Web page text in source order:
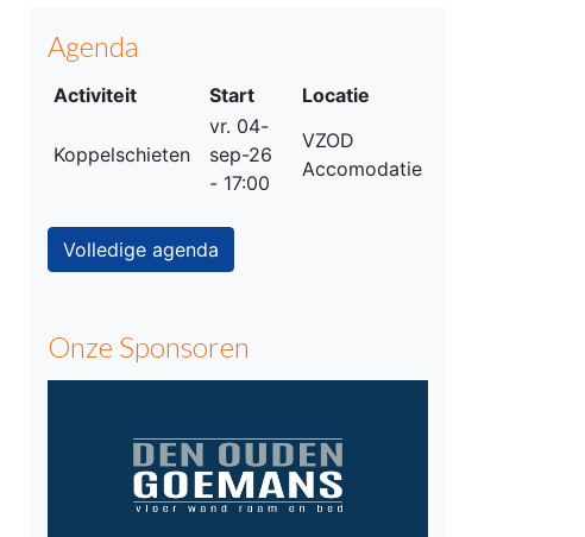
Agenda
Activiteit Start Locatie
Koppelschieten
vr. 04-
sep-26
- 17:00
VZOD
Accomodatie
Volledige agenda
Onze Sponsoren